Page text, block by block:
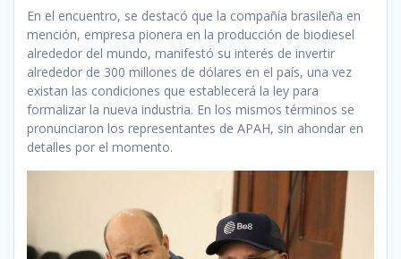
En el encuentro, se destacó que la compañía brasileña en
mención, empresa pionera en la producción de biodiesel
alrededor del mundo, manifestó su interés de invertir
alrededor de 300 millones de dólares en el país, una vez
existan las condiciones que establecerá la ley para
formalizar la nueva industria. En los mismos términos se
pronunciaron los representantes de APAH, sin ahondar en
detalles por el momento.